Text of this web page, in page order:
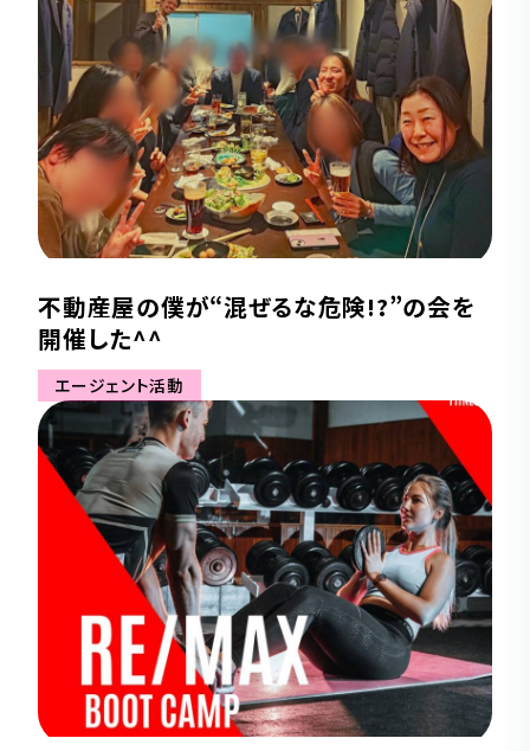
不動産屋の僕が“混ぜるな危険!?”の会を
開催した^^
エージェント活動